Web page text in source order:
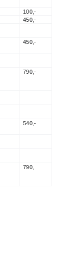
100,-
450,-
450,-
790,-
540,-
790,